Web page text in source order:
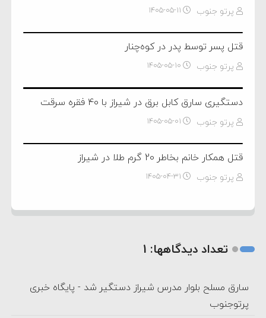
پرتو جنوب ۱۴۰۵-۰۵-۱۱
قتل پسر توسط پدر در کوه‌چنار
پرتو جنوب ۱۴۰۵-۰۵-۱۰
دستگیری سارق کابل برق در شیراز با 40 فقره سرقت
پرتو جنوب ۱۴۰۵-۰۵-۰۱
قتل همکار خانم بخاطر 20 گرم طلا در شیراز
پرتو جنوب ۱۴۰۵-۰۴-۳۱
تعداد دیدگاهها: 1
سارق مسلح بلوار مدرس شیراز دستگیر شد - پایگاه خبری
پرتوجنوب